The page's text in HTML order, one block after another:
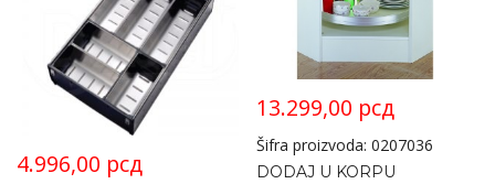
4.996,00 рсд
13.299,00 рсд
Šifra proizvoda: 0207036
DODAJ U KORPU